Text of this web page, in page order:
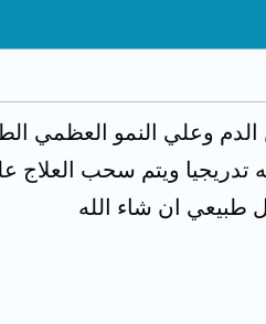
الدم وعلي النمو العظمي
تدريجيا ويتم سحب العلاج
ان شاء الله